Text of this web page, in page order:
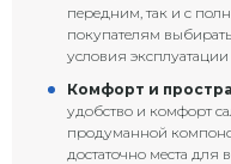
передним, так и с
покупателям
условия
Комфорт и
удобство и комфорт
продуманной
достаточно места для